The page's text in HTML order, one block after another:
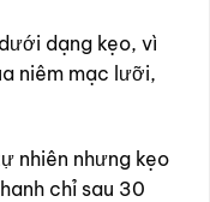
dạng kẹo, vì
niêm mạc lưỡi,
nhiên nhưng kẹo
chỉ sau 30